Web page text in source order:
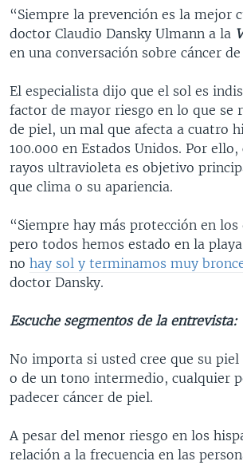
Salte
búsqueda
COLOMBIA
CHILE
ECUADOR
VENEZUELA
BRASIL
COSTA RICA
EL SALVADOR
GUATEMALA
HONDURAS
NICARAGUA
OTRAS SECCIONES
INMIGRACIÓN
LIBERTAD DE PRENSA
MUNDO
ECONOMÍA
ENTRETENIMIENTO Y CULTURA
DEPORTES
CIENCIA Y SALUD
ESPECIALES DE LA VOA
LIBERTAD DE PRENSA
UCRANIA
MULTIMEDIA
VIDEOS
AUDIOS
PROGRAMAS TV
EL MUNDO AL DÍA
FORO INTERAMERICANO
VISIÓN 360
LAS CLAVES
PANORAMA
RADIO
AVANCE INFORMATIVO
AUDIONOTICIAS
BUENOS DÍAS AMÉRICA
ESTADOS UNIDOS AL DÍA
FORO [RADIO]
DEPORTIVO INTERNACIONAL
NOTA ECONÓMICA
ENTRETENIMIENTO
DIRECT
DOCUMENTALES DE LA VOA
“Siempre la prevención es la mejor
doctor Claudio Dansky Ulmann a la
en una conversación sobre cáncer
El especialista dijo que el sol es
factor de mayor riesgo en lo que se
de piel, un mal que afecta a cuatro
100.000 en Estados Unidos. Por
rayos ultravioleta es objetivo
que clima o su apariencia.
“Siempre hay más protección en los
pero todos hemos estado en la
no hay sol y terminamos muy
doctor Dansky.
Escuche segmentos de la entrevista:
No importa si usted cree que su piel
o de un tono intermedio, cualquier
padecer cáncer de piel.
A pesar del menor riesgo en los
relación a la frecuencia en las